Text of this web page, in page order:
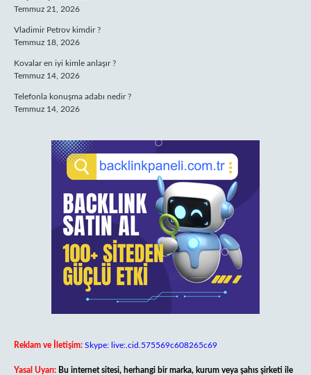
Temmuz 21, 2026
Vladimir Petrov kimdir ?
Temmuz 18, 2026
Kovalar en iyi kimle anlaşır ?
Temmuz 14, 2026
Telefonla konuşma adabı nedir ?
Temmuz 14, 2026
Reklam ve İletişim: Skype: live:.cid.575569c608265c69
Yasal Uyarı: Bu internet sitesi, herhangi bir marka, kurum veya şahıs şirketi ile